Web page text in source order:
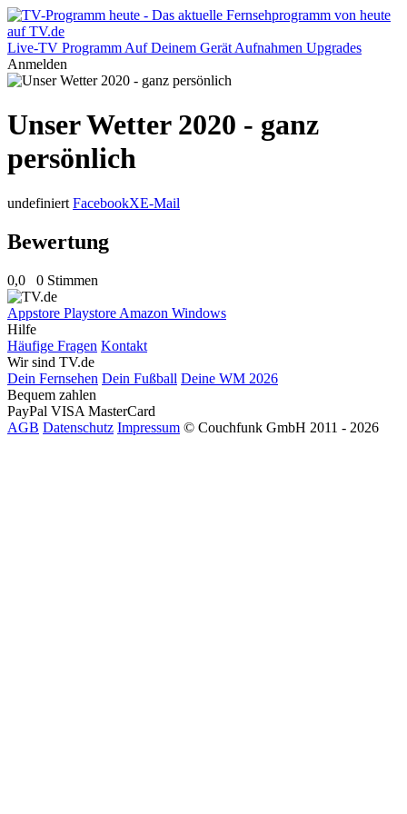
Live-TV Programm Auf Deinem Gerät Aufnahmen Upgrades
Anmelden
Unser Wetter 2020 - ganz
persönlich
undefiniert FacebookXE-Mail
Bewertung
0,0 0 Stimmen
Appstore Playstore Amazon Windows
Hilfe
Häufige Fragen Kontakt
Wir sind TV.de
Dein Fernsehen Dein Fußball Deine WM 2026
Bequem zahlen
PayPal VISA MasterCard
AGB Datenschutz Impressum © Couchfunk GmbH 2011 - 2026